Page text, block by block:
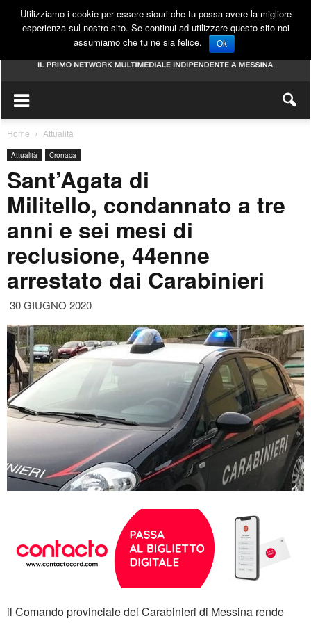
Home Attualità
Attualità Cronaca
Sant’Agata di
Militello, condannato a tre
anni e sei mesi di
reclusione, 44enne
arrestato dai Carabinieri
30 GIUGNO 2020
il Comando provinciale dei Carabinieri di Messina rende
Utilizziamo i cookie per essere sicuri che tu possa avere la migliore
esperienza sul nostro sito. Se continui ad utilizzare questo sito noi
assumiamo che tu ne sia felice.
Ok